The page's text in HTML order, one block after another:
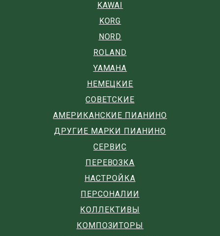
KAWAI
KORG
NORD
ROLAND
YAMAHA
НЕМЕЦКИЕ
СОВЕТСКИЕ
АМЕРИКАНСКИЕ ПИАНИНО
ДРУГИЕ МАРКИ ПИАНИНО
СЕРВИС
ПЕРЕВОЗКА
НАСТРОЙКА
ПЕРСОНАЛИИ
КОЛЛЕКТИВЫ
КОМПОЗИТОРЫ